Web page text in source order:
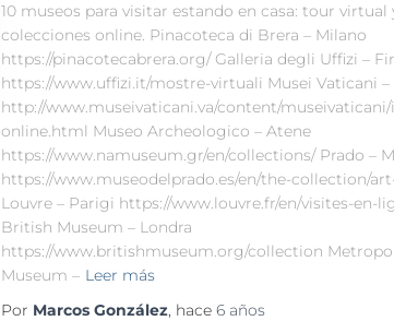
10 museos para visitar estando en casa: tour virtual
colecciones online. Pinacoteca di Brera – Milano
https://pinacotecabrera.org/ Galleria degli Uffizi –
https://www.uffizi.it/mostre-virtuali Musei Vaticani –
http://www.museivaticani.va/content/
online.html Museo Archeologico – Atene
https://www.namuseum.gr/en/collections/ Prado –
https://www.museodelprado.es/en/the-collection/
Louvre – Parigi https://www.louvre.fr/en/visites-en-
British Museum – Londra
https://www.britishmuseum.org/collection
Museum – Leer más
Por Marcos González, hace 6 años